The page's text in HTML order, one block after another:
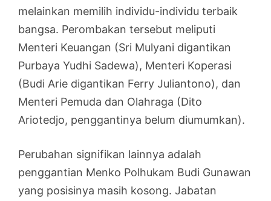
melainkan memilih individu-individu terbaik
bangsa. Perombakan tersebut meliputi
Menteri Keuangan (Sri Mulyani digantikan
Purbaya Yudhi Sadewa), Menteri Koperasi
(Budi Arie digantikan Ferry Juliantono), dan
Menteri Pemuda dan Olahraga (Dito
Ariotedjo, penggantinya belum diumumkan).
Perubahan signifikan lainnya adalah
penggantian Menko Polhukam Budi Gunawan
yang posisinya masih kosong. Jabatan